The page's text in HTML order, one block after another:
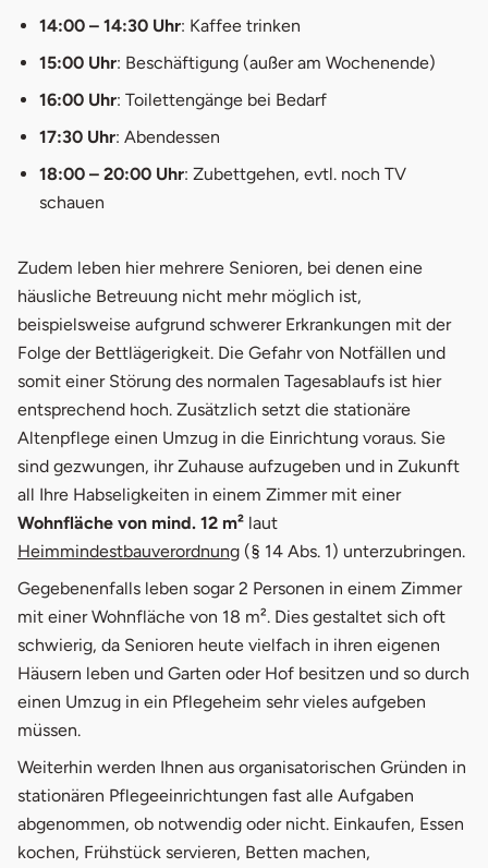
14:00 – 14:30 Uhr: Kaffee trinken
15:00 Uhr: Beschäftigung (außer am Wochenende)
16:00 Uhr: Toilettengänge bei Bedarf
17:30 Uhr: Abendessen
18:00 – 20:00 Uhr: Zubettgehen, evtl. noch TV
schauen
Zudem leben hier mehrere Senioren, bei denen eine
häusliche Betreuung nicht mehr möglich ist,
beispielsweise aufgrund schwerer Erkrankungen mit der
Folge der Bettlägerigkeit. Die Gefahr von Notfällen und
somit einer Störung des normalen Tagesablaufs ist hier
entsprechend hoch. Zusätzlich setzt die stationäre
Altenpflege einen Umzug in die Einrichtung voraus. Sie
sind gezwungen, ihr Zuhause aufzugeben und in Zukunft
all Ihre Habseligkeiten in einem Zimmer mit einer
Wohnfläche von mind. 12 m² laut
Heimmindestbauverordnungöffnet in neuem Fenster
(§ 14 Abs. 1) unterzubringen.
Gegebenenfalls leben sogar 2 Personen in einem Zimmer
mit einer Wohnfläche von 18 m². Dies gestaltet sich oft
schwierig, da Senioren heute vielfach in ihren eigenen
Häusern leben und Garten oder Hof besitzen und so durch
einen Umzug in ein Pflegeheim sehr vieles aufgeben
müssen.
Weiterhin werden Ihnen aus organisatorischen Gründen in
stationären Pflegeeinrichtungen fast alle Aufgaben
abgenommen, ob notwendig oder nicht. Einkaufen, Essen
kochen, Frühstück servieren, Betten machen,